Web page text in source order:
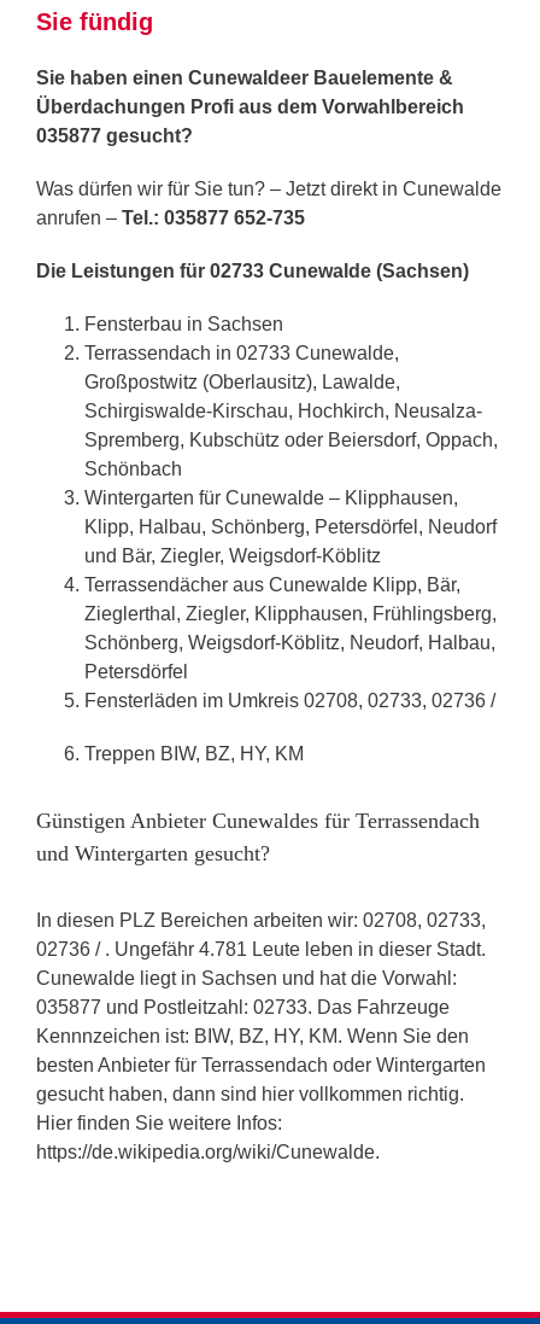
Sie fündig
Sie haben einen Cunewaldeer Bauelemente &
Überdachungen Profi aus dem Vorwahlbereich
035877 gesucht?
Was dürfen wir für Sie tun? – Jetzt direkt in Cunewalde
anrufen – Tel.: 035877 652-735
Die Leistungen für 02733 Cunewalde (Sachsen)
Fensterbau in Sachsen
Terrassendach in 02733 Cunewalde,
Großpostwitz (Oberlausitz), Lawalde,
Schirgiswalde-Kirschau, Hochkirch, Neusalza-
Spremberg, Kubschütz oder Beiersdorf, Oppach,
Schönbach
Wintergarten für Cunewalde – Klipphausen,
Klipp, Halbau, Schönberg, Petersdörfel, Neudorf
und Bär, Ziegler, Weigsdorf-Köblitz
Terrassendächer aus Cunewalde Klipp, Bär,
Zieglerthal, Ziegler, Klipphausen, Frühlingsberg,
Schönberg, Weigsdorf-Köblitz, Neudorf, Halbau,
Petersdörfel
Fensterläden im Umkreis 02708, 02733, 02736 /
Treppen BIW, BZ, HY, KM
Günstigen Anbieter Cunewaldes für Terrassendach
und Wintergarten gesucht?
In diesen PLZ Bereichen arbeiten wir: 02708, 02733,
02736 / . Ungefähr 4.781 Leute leben in dieser Stadt.
Cunewalde liegt in Sachsen und hat die Vorwahl:
035877 und Postleitzahl: 02733. Das Fahrzeuge
Kennnzeichen ist: BIW, BZ, HY, KM. Wenn Sie den
besten Anbieter für Terrassendach oder Wintergarten
gesucht haben, dann sind hier vollkommen richtig.
Hier finden Sie weitere Infos:
https://de.wikipedia.org/wiki/Cunewalde.